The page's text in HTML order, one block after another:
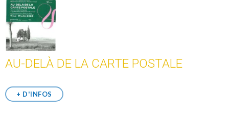
AU-DELÀ DE LA CARTE POSTALE
+ D'INFOS